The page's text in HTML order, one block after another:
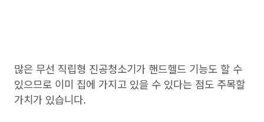
많은 무선 직립형 진공청소기가 핸드헬드 기능도 할 수
있으므로 이미 집에 가지고 있을 수 있다는 점도 주목할
가치가 있습니다.